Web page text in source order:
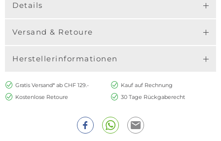
Details
Versand & Retoure
Herstellerinformationen
Gratis Versand* ab CHF 129.-
Kauf auf Rechnung
Kostenlose Retoure
30 Tage Rückgaberecht